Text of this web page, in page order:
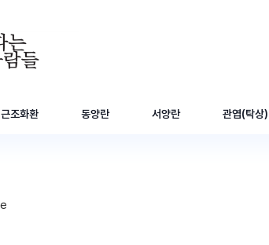
근조화환 동양란 서양란 관엽(탁상)